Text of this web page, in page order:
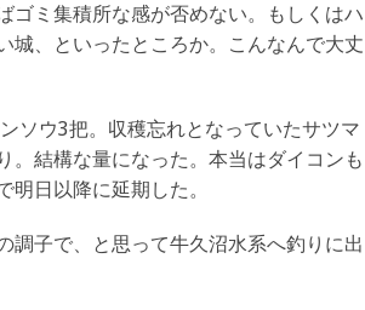
ゴミ集積所な感が否めない。もしくはハ
城、といったところか。こんなんで大丈
ソウ3把。収穫忘れとなっていたサツマ
。結構な量になった。本当はダイコンも
日以降に延期した。
調子で、と思って牛久沼水系へ釣りに出